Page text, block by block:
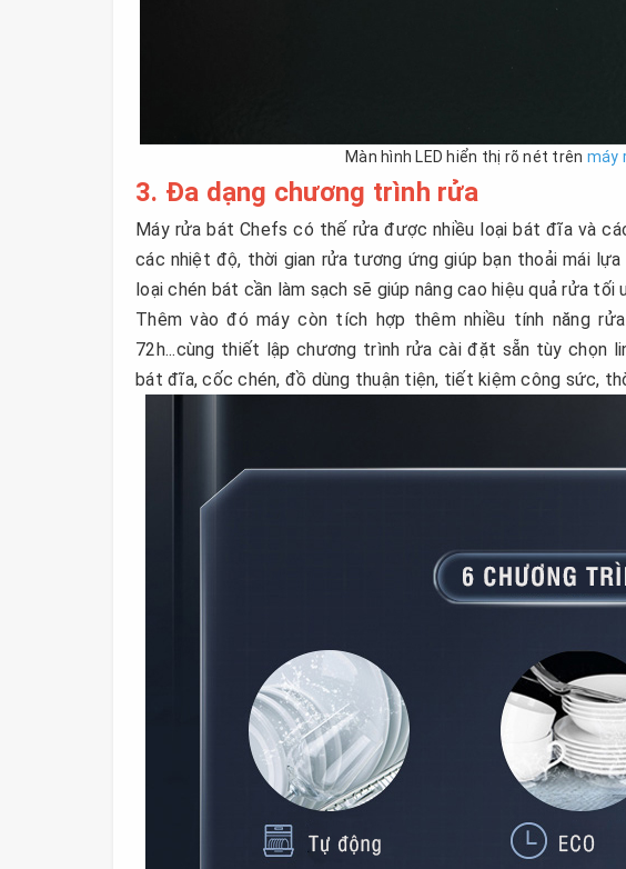
Màn hình LED hiển thị rõ nét trên máy
3. Đa dạng chương trình rửa
Máy rửa bát Chefs có thế rửa được nhiều loại bát đĩa và
các nhiệt độ, thời gian rửa tương ứng giúp bạn thoải mái
loại chén bát cần làm sạch sẽ giúp nâng cao hiệu quả rửa
Thêm vào đó máy còn tích hợp thêm nhiều tính năng
72h...cùng thiết lập chương trình rửa cài đặt sẵn tùy chọn
bát đĩa, cốc chén, đồ dùng thuận tiện, tiết kiệm công sức,